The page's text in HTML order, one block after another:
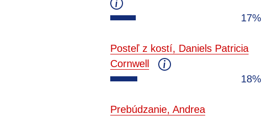
17%
Posteľ z kostí, Daniels Patricia
Cornwell
18%
Prebúdzanie, Andrea